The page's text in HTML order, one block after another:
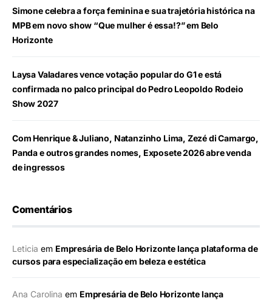
Simone celebra a força feminina e sua trajetória histórica na
MPB em novo show “Que mulher é essa!?” em Belo
Horizonte
Laysa Valadares vence votação popular do G1 e está
confirmada no palco principal do Pedro Leopoldo Rodeio
Show 2027
Com Henrique & Juliano, Natanzinho Lima, Zezé di Camargo,
Panda e outros grandes nomes, Exposete 2026 abre venda
de ingressos
Comentários
Leticia em Empresária de Belo Horizonte lança plataforma de
cursos para especialização em beleza e estética
Ana Carolina em Empresária de Belo Horizonte lança